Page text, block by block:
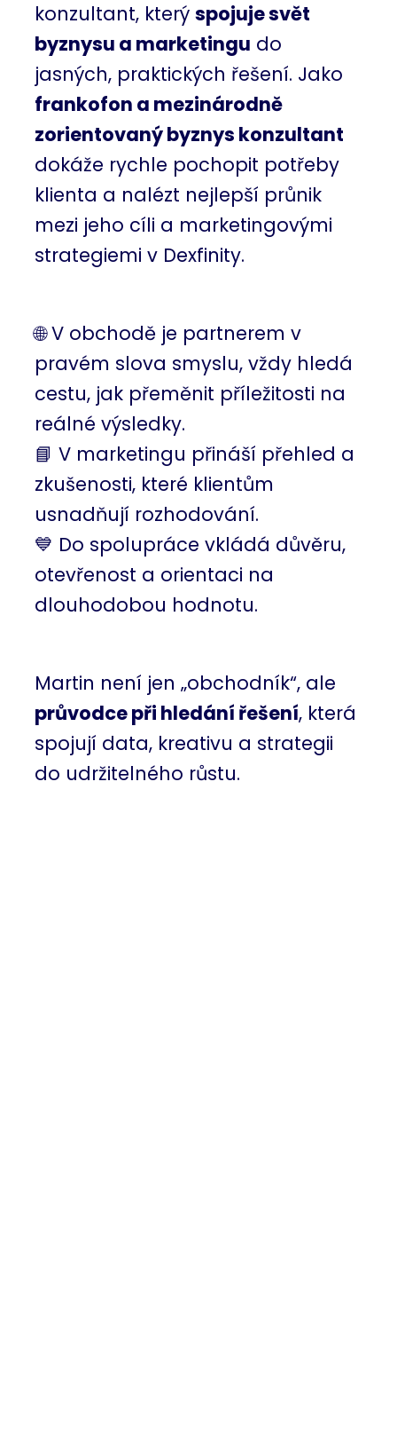
konzultant, který spojuje svět
byznysu a marketingu do
jasných, praktických řešení. Jako
frankofon a mezinárodně
zorientovaný byznys konzultant
dokáže rychle pochopit potřeby
klienta a nalézt nejlepší průnik
mezi jeho cíli a marketingovými
strategiemi v Dexfinity.
🌐 V obchodě je partnerem v
pravém slova smyslu, vždy hledá
cestu, jak přeměnit příležitosti na
reálné výsledky.
📘 V marketingu přináší přehled a
zkušenosti, které klientům
usnadňují rozhodování.
💙 Do spolupráce vkládá důvěru,
otevřenost a orientaci na
dlouhodobou hodnotu.
Martin není jen „obchodník“, ale
průvodce při hledání řešení, která
spojují data, kreativu a strategii
do udržitelného růstu.